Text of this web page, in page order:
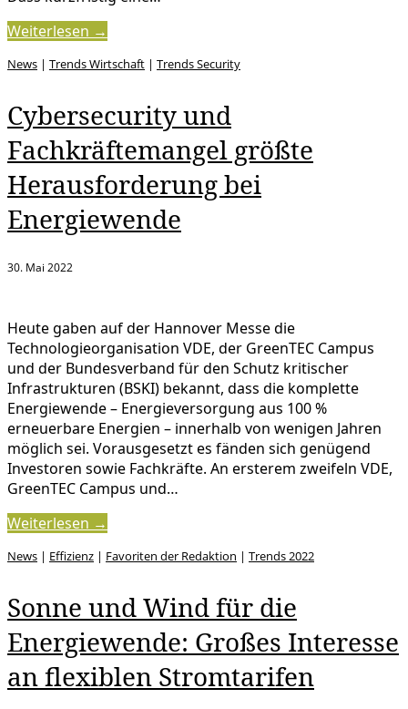
Weiterlesen →
News | Trends Wirtschaft | Trends Security
Cybersecurity und
Fachkräftemangel größte
Herausforderung bei
Energiewende
30. Mai 2022
Heute gaben auf der Hannover Messe die
Technologieorganisation VDE, der GreenTEC Campus
und der Bundesverband für den Schutz kritischer
Infrastrukturen (BSKI) bekannt, dass die komplette
Energiewende – Energieversorgung aus 100 %
erneuerbare Energien – innerhalb von wenigen Jahren
möglich sei. Vorausgesetzt es fänden sich genügend
Investoren sowie Fachkräfte. An ersterem zweifeln VDE,
GreenTEC Campus und…
Weiterlesen →
News | Effizienz | Favoriten der Redaktion | Trends 2022
Sonne und Wind für die
Energiewende: Großes Interesse
an flexiblen Stromtarifen